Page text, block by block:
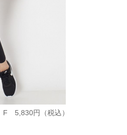
5,830円（税込）